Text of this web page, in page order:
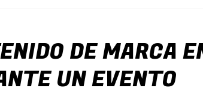
DE MARCA
UN EVENTO